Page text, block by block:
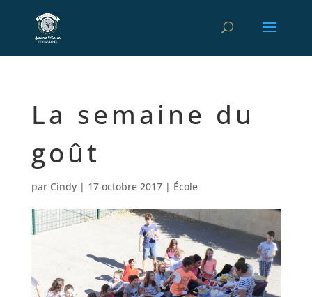
La semaine du
goût
par Cindy| 17 octobre 2017| École